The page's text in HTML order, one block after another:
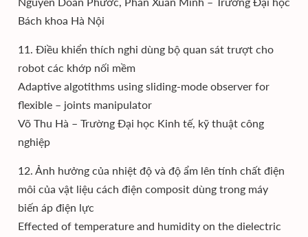
Bách khoa Hà Nội
11. Điều khiển thích nghi dùng bộ quan sát trượt cho
robot các khớp nối mềm
Adaptive algotithms using sliding-mode observer for
flexible – joints manipulator
Võ Thu Hà – Trường Đại học Kinh tế, kỹ thuật công
nghiệp
12. Ảnh hưởng của nhiệt độ và độ ẩm lên tính chất điện
môi của vật liệu cách điện composit dùng trong máy
biến áp điện lực
Effected of temperature and humidity on the dielectric